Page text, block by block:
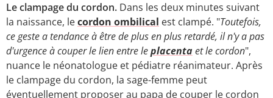
Le clampage du cordon. Dans les deux minutes suivant
la naissance, lecordon ombilical est clampé. "Toutefois,
ce geste a tendance à être de plus en plus retardé, il n'y a pas
d'urgence à couper le lien entre leplacentaet le cordon",
nuance le néonatologue et pédiatre réanimateur. Après
le clampage du cordon, la sage-femme peut
éventuellement proposer au papa de couper le cordon